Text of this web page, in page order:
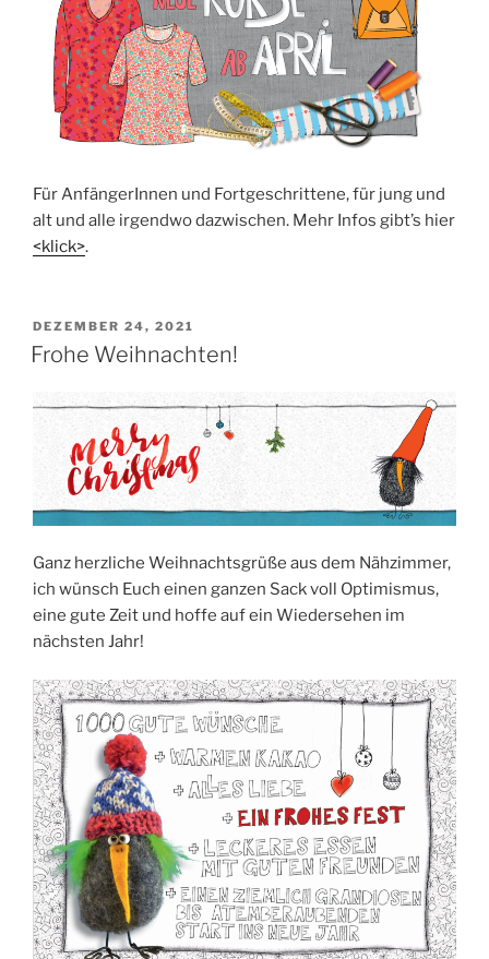
Für Anfän­ge­rIn­nen und Fort­ge­schrit­te­ne, für jung und
alt und alle irgend­wo dazwi­schen. Mehr Infos gibt’s hier
<klick>.
VERÖFFENTLICHT
AM
DEZEMBER 24, 2021
Frohe Weihnachten!
Ganz herz­li­che Weih­nachts­grü­ße aus dem Näh­zim­mer,
ich wünsch Euch einen gan­zen Sack voll Opti­mis­mus,
eine gute Zeit und hof­fe auf ein Wie­der­se­hen im
nächs­ten Jahr!